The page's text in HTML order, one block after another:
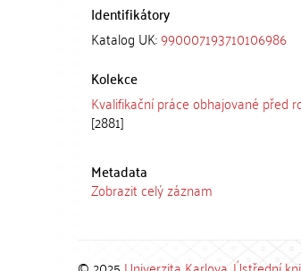
Identifikátory
Katalog UK:990007193710106986
Kolekce
Kvalifikační práce obhajované před
[2881]
Metadata
Zobrazit celý záznam